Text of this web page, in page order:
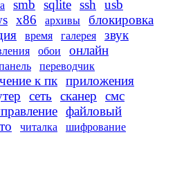
smb sqlite ssh usb
x86 архивы блокировка
время галерея звук
обои
онлайн
переводчик
к пк приложения
сеть сканер
смс
файловый
читалка
шифрование